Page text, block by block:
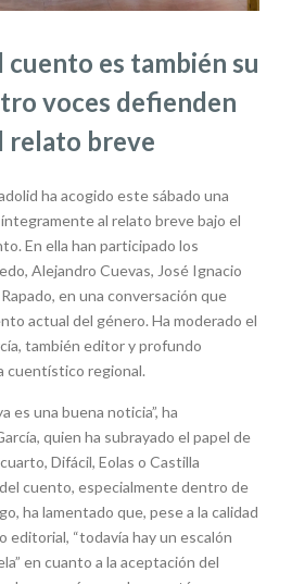
cuento es también su
voces defienden
relato breve
ha acogido este sábado una
al relato breve bajo el
. En ella han participado los
, Alejandro Cuevas, José Ignacio
en una conversación que
actual del género. Ha moderado el
también editor y profundo
cuentístico regional.
es una buena noticia”, ha
quien ha subrayado el papel de
, Difácil, Eolas o Castilla
cuento, especialmente dentro de
ha lamentado que, pese a la calidad
editorial, “todavía hay un escalón
en cuanto a la aceptación del